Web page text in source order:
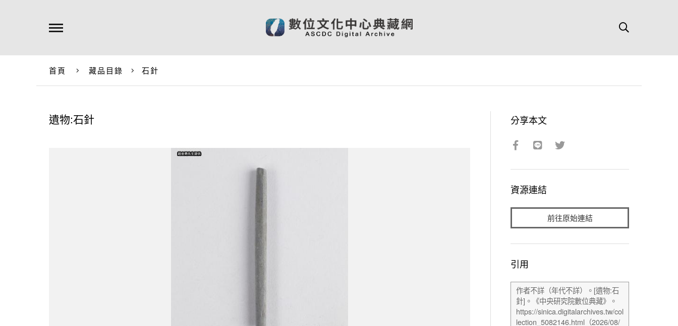
首頁 藏品目錄 石針
遺物:石針 分享本文
資源連結
前往原始連結
引用